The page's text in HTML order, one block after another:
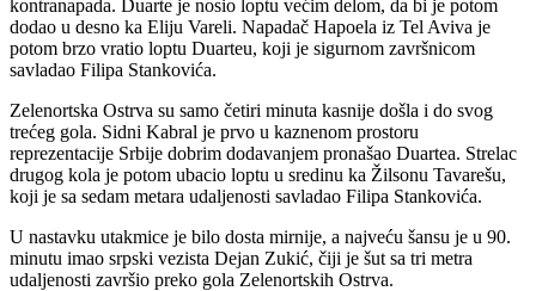
kontranapada. Duarte je nosio loptu većim delom, da bi je potom
dodao u desno ka Eliju Vareli. Napadač Hapoela iz Tel Aviva je
potom brzo vratio loptu Duarteu, koji je sigurnom završnicom
savladao Filipa Stankovića.
Zelenortska Ostrva su samo četiri minuta kasnije došla i do svog
trećeg gola. Sidni Kabral je prvo u kaznenom prostoru
reprezentacije Srbije dobrim dodavanjem pronašao Duartea. Strelac
drugog kola je potom ubacio loptu u sredinu ka Žilsonu Tavarešu,
koji je sa sedam metara udaljenosti savladao Filipa Stankovića.
U nastavku utakmice je bilo dosta mirnije, a najveću šansu je u 90.
minutu imao srpski vezista Dejan Zukić, čiji je šut sa tri metra
udaljenosti završio preko gola Zelenortskih Ostrva.